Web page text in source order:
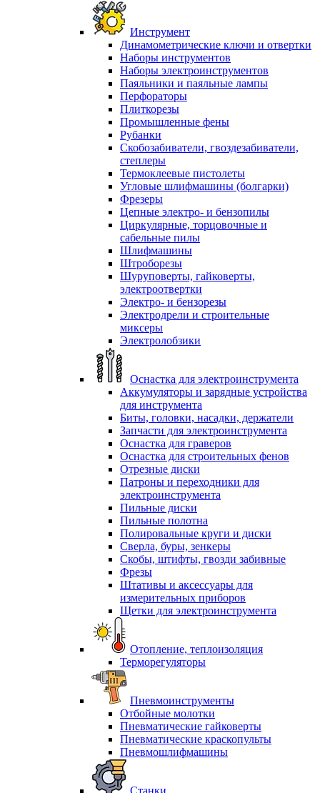
Инструмент
Динамометрические ключи и отвертки
Наборы инструментов
Наборы электроинструментов
Паяльники и паяльные лампы
Перфораторы
Плиткорезы
Промышленные фены
Рубанки
Скобозабиватели, гвоздезабиватели,
степлеры
Термоклеевые пистолеты
Угловые шлифмашины (болгарки)
Фрезеры
Цепные электро- и бензопилы
Циркулярные, торцовочные и
сабельные пилы
Шлифмашины
Штроборезы
Шуруповерты, гайковерты,
электроотвертки
Электро- и бензорезы
Электродрели и строительные
миксеры
Электролобзики
Оснастка для электроинструмента
Аккумуляторы и зарядные устройства
для инструмента
Биты, головки, насадки, держатели
Запчасти для электроинструмента
Оснастка для граверов
Оснастка для строительных фенов
Отрезные диски
Патроны и переходники для
электроинструмента
Пильные диски
Пильные полотна
Полировальные круги и диски
Сверла, буры, зенкеры
Скобы, штифты, гвозди забивные
Фрезы
Штативы и аксессуары для
измерительных приборов
Щетки для электроинструмента
Отопление, теплоизоляция
Терморегуляторы
Пневмоинструменты
Отбойные молотки
Пневматические гайковерты
Пневматические краскопульты
Пневмошлифмашины
Станки